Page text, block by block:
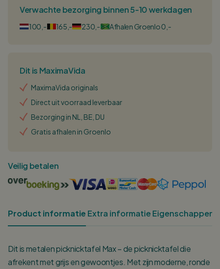
Verwachte bezorging binnen 5-10 werkdagen
100,- 165,- 230,- Afhalen Groenlo 0,-
Dit is MaximaVida
MaximaVida originals
Direct uit voorraad leverbaar
Bezorging in NL, BE, DU
Gratis afhalen in Groenlo
Veilig betalen
Product informatie Extra informatieEigenschappen
Dit is metalen picknicktafel Max – de picknicktafel die
afrekent met grijs en gewoontjes. Met zijn moderne, ronde